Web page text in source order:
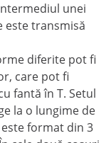
unei
este transmisă
diferite pot fi
care pot fi
fantă în T. Setul
la o lungime de
format din 3